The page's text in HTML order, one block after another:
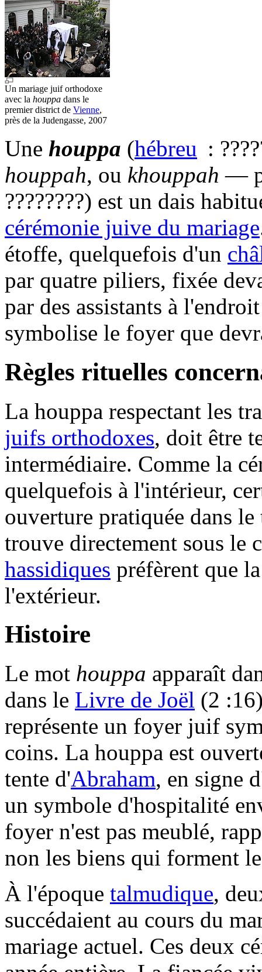
Un mariage juif orthodoxe
avec la houppa dans le
premier district de Vienne,
près de la Judengasse, 2007
Une houppa (hébreu :
houppah, ou khouppah —
????????) est un dais
cérémonie juive du mariage
étoffe, quelquefois d'un
par quatre piliers, fixée
par des assistants à
symbolise le foyer que
Règles rituelles
La houppa respectant les
juifs orthodoxes, doit être
intermédiaire. Comme la
quelquefois à l'intérieur,
ouverture pratiquée dans
trouve directement sous le
hassidiques préfèrent que
l'extérieur.
Histoire
Le mot houppa apparaît
dans le Livre de Joël (2
représente un foyer juif
coins. La houppa est
tente d'Abraham, en signe
un symbole d'hospitalité
foyer n'est pas meublé,
non les biens qui forment
À l'époque talmudique,
succédaient au cours du
mariage actuel. Ces deux